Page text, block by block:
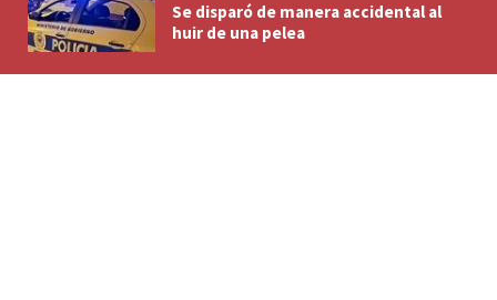
Se disparó de manera accidental al
huir de una pelea